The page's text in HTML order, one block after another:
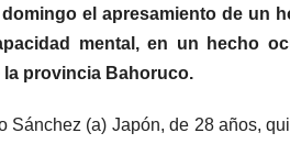
el apresamiento de un
mental, en un hecho
la provincia Bahoruco.
Sánchez (a) Japón, de 28 años,